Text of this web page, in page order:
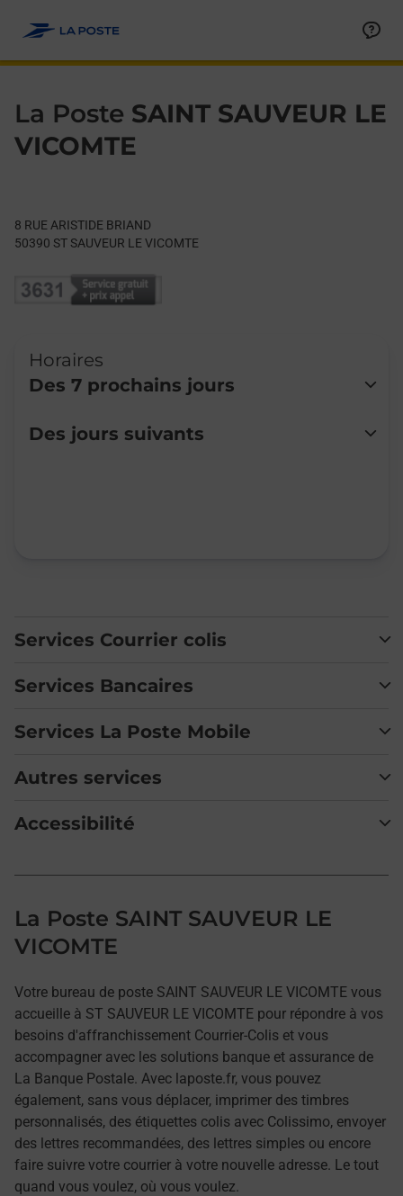
La Poste SAINT SAUVEUR LE
VICOMTE
8 RUE ARISTIDE BRIAND
50390 ST SAUVEUR LE VICOMTE
Horaires
Des 7 prochains jours
Lundi
Fermé
Des jours suivants
Services Courrier colis
Services Bancaires
Services La Poste Mobile
Autres services
Accessibilité
La Poste SAINT SAUVEUR LE
VICOMTE
Votre bureau de poste SAINT SAUVEUR LE VICOMTE vous
accueille à ST SAUVEUR LE VICOMTE pour répondre à vos
besoins d'affranchissement Courrier-Colis et vous
accompagner avec les solutions banque et assurance de
La Banque Postale. Avec laposte.fr, vous pouvez
également, sans vous déplacer, imprimer des timbres
personnalisés, des étiquettes colis avec Colissimo, envoyer
des lettres recommandées, des lettres simples ou encore
faire suivre votre courrier à votre nouvelle adresse. Le tout
quand vous voulez, où vous voulez.